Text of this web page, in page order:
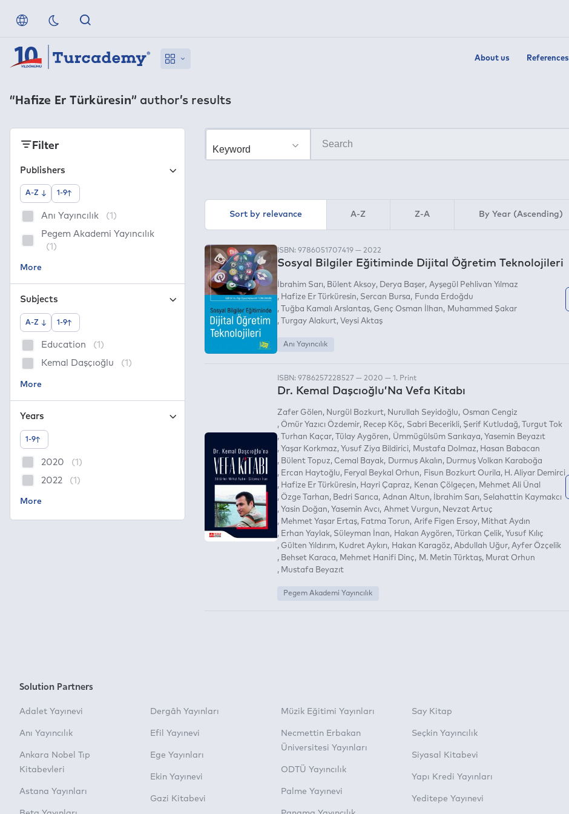
About us References
“Hafize Er Türküresin” author’s results
Sort by relevance A-Z Z-A By Year (Ascending)
ISBN: 9786051707419 — 2022
Sosyal Bilgiler Eğitiminde Dijital Öğretim Teknolojileri
İbrahim Sarı Bülent Aksoy Derya Başer Ayşegül Pehlivan Yılmaz
Hafize Er Türküresin
Sercan Bursa
Funda Erdoğdu
Tuğba Kamalı Arslantaş Genç Osman İlhan
Muhammed Şakar
Turgay Alakurt Veysi Aktaş
Anı Yayıncılık
ISBN: 9786257228527 — 2020 — 1. Print
Dr. Kemal Daşcıoğlu’Na Vefa Kitabı
Zafer Gölen Nurgül Bozkurt Nurullah Seyidoğlu
Osman Cengiz
Ömür Yazıcı Özdemir
Recep Köç Sabri Becerikli Şerif Kutludağ
Turgut Tok
Turhan Kaçar
Tülay Aygören Ümmügülsüm Sarıkaya
Yasemin Beyazıt
Yaşar Korkmaz
Yusuf Ziya Bildirici Mustafa Dolmaz
Hasan Babacan
Bülent Topuz
Cemal Bayak Durmuş Akalın
Durmuş Volkan Karaboğa
Ercan Haytoğlu
Feryal Beykal Orhun Fisun Bozkurt Ourila
H. Aliyar Demirci
Hafize Er Türküresin
Hayri Çapraz Kenan Çölgeçen
Mehmet Ali Ünal
Özge Tarhan
Bedri Sarıca Adnan Altun İbrahim Sarı
Selahattin Kaymakcı
Yasin Doğan
Yasemin Avcı Ahmet Vurgun
Nevzat Artuç
Mehmet Yaşar Ertaş
Fatma Torun Arife Figen Ersoy
Mithat Aydın
Erhan Yaylak Süleyman İnan Hakan Aygören Türkan Çelik Yusuf Kılıç
Gülten Yıldırım
Kudret Aykırı Hakan Karagöz Abdullah Uğur Ayfer Özçelik
Behset Karaca
Mehmet Hanifi Dinç M. Metin Türktaş
Murat Orhun
Mustafa Beyazıt
Pegem Akademi Yayıncılık
Filter
Publishers
A-Z 1-9
Anı Yayıncılık
(1)
Pegem Akademi Yayıncılık
(1)
Subjects
A-Z 1-9
Education
(1)
Kemal Daşçıoğlu
(1)
Years
1-9
2020
(1)
2022
(1)
Solution Partners
Adalet Yayınevi
Anı Yayıncılık
Ankara Nobel Tıp
Kitabevleri
Astana Yayınları
Dergâh Yayınları
Efil Yayınevi
Ege Yayınları
Ekin Yayınevi
Gazi Kitabevi
Müzik Eğitimi Yayınları
Necmettin Erbakan
Üniversitesi Yayınları
ODTÜ Yayıncılık
Palme Yayınevi
Say Kitap
Seçkin Yayıncılık
Siyasal Kitabevi
Yapı Kredi Yayınları
Yeditepe Yayınevi